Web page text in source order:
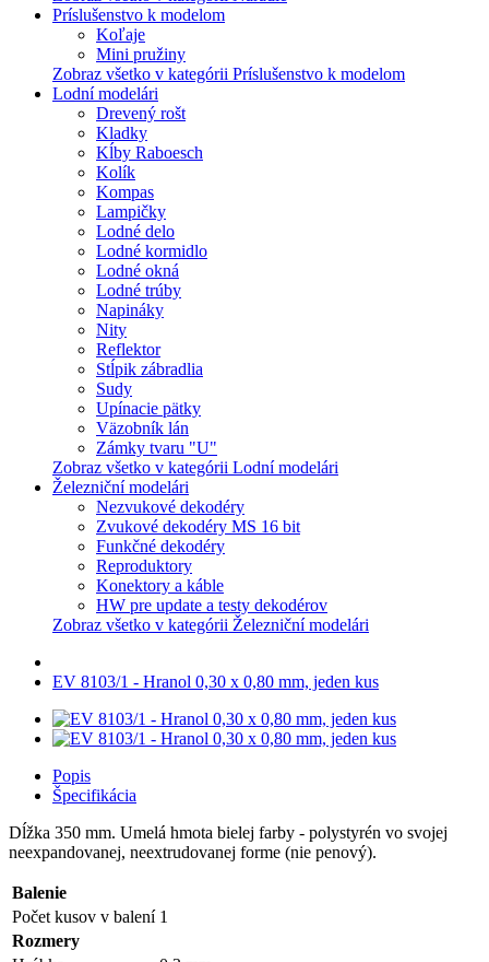
Príslušenstvo k modelom
Koľaje
Mini pružiny
Zobraz všetko v kategórii Príslušenstvo k modelom
Lodní modelári
Drevený rošt
Kladky
Kĺby Raboesch
Kolík
Kompas
Lampičky
Lodné delo
Lodné kormidlo
Lodné okná
Lodné trúby
Napináky
Nity
Reflektor
Stĺpik zábradlia
Sudy
Upínacie pätky
Väzobník lán
Zámky tvaru "U"
Zobraz všetko v kategórii Lodní modelári
Železniční modelári
Nezvukové dekodéry
Zvukové dekodéry MS 16 bit
Funkčné dekodéry
Reproduktory
Konektory a káble
HW pre update a testy dekodérov
Zobraz všetko v kategórii Železniční modelári
EV 8103/1 - Hranol 0,30 x 0,80 mm, jeden kus
Popis
Špecifikácia
Dĺžka 350 mm. Umelá hmota bielej farby - polystyrén vo svojej
neexpandovanej, neextrudovanej forme (nie penový).
Balenie
Počet kusov v balení 1
Rozmery